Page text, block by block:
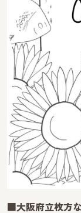
■大阪府立枚方